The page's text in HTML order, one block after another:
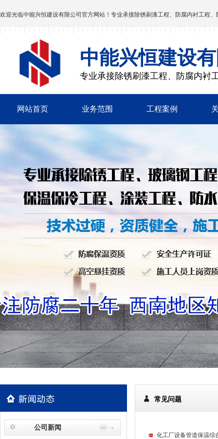
欢迎光临中能兴恒建设有限公司 官方网站！专业承接除锈刷漆工程、防腐内衬工程
中能兴恒建设
专业承接除锈刷漆工程、防腐内衬
网站首页 业务范围 工程案例
公司新闻
常见问题
化工厂设备管道保温综